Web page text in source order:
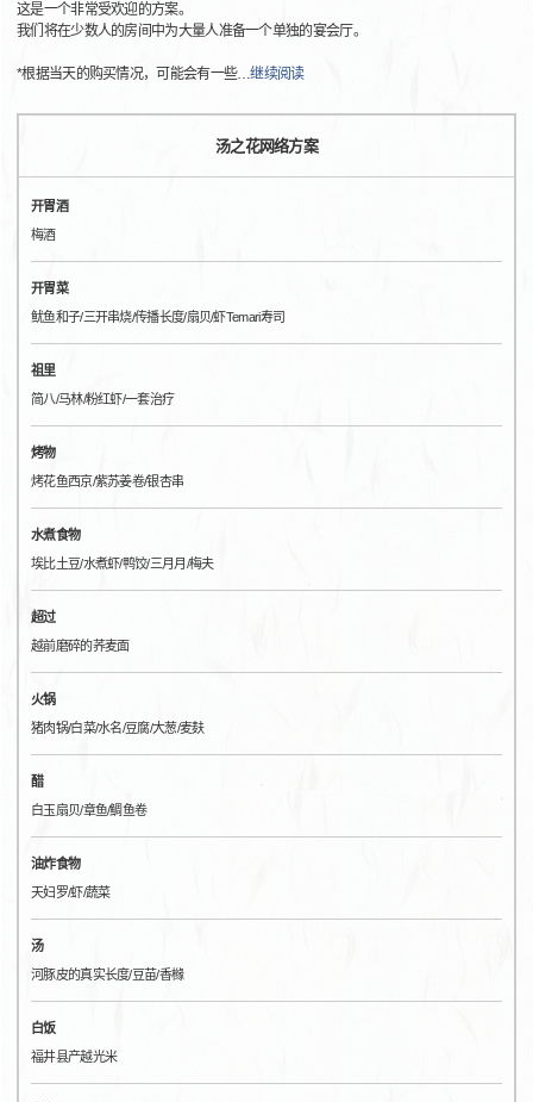
这是一个非常受欢迎的方案。
我们将在少数人的房间中为大量人准备一个单独的宴会厅。
*根据当天的购买情况，可能会有一些…继续阅读
汤之花网络方案
开胃酒
梅酒
开胃菜
鱿鱼和子/三开串烧/传播长度/扇贝/虾Temari寿司
祖里
简八/马林/粉红虾/一套治疗
烤物
烤花鱼西京/紫苏姜卷/银杏串
水煮食物
埃比土豆/水煮虾/鸭饺/三月月/梅夫
超过
越前磨碎的荞麦面
火锅
猪肉锅/白菜/水名/豆腐/大葱/麦麸
醋
白玉扇贝/章鱼/鲷鱼卷
油炸食物
天妇罗/虾/蔬菜
汤
河豚皮的真实长度/豆苗/香橼
白饭
福井县产越光米